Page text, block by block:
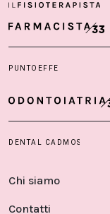
Chi siamo
Contatti